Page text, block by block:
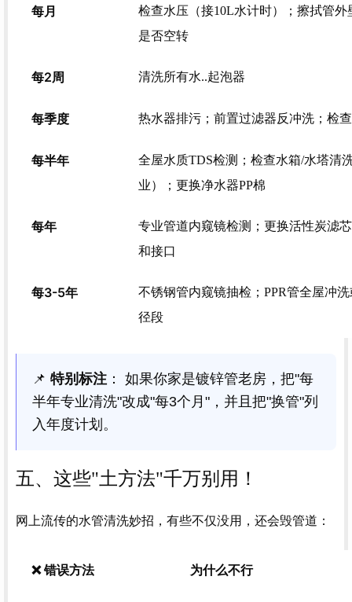
每月
检查水压（接10L水计时）；擦拭管外
是否空转
每2周 清洗所有水..起泡器
每季度 热水器排污；前置过滤器反冲洗；检
每半年
全屋水质TDS检测；检查水箱/水塔清
业）；更换净水器PP棉
每年
专业管道内窥镜检测；更换活性炭滤
和接口
每3-5年
不锈钢管内窥镜抽检；PPR管全屋冲
径段
📌 特别标注 ： 如果你家是镀锌管老房，把"每
半年专业清洗"改成"每3个月"，并且把"换管"列
入年度计划。
五、这些"土方法"千万别用！
网上流传的水管清洗妙招，有些不仅没用，还会毁管道：
❌ 错误方法 为什么不行